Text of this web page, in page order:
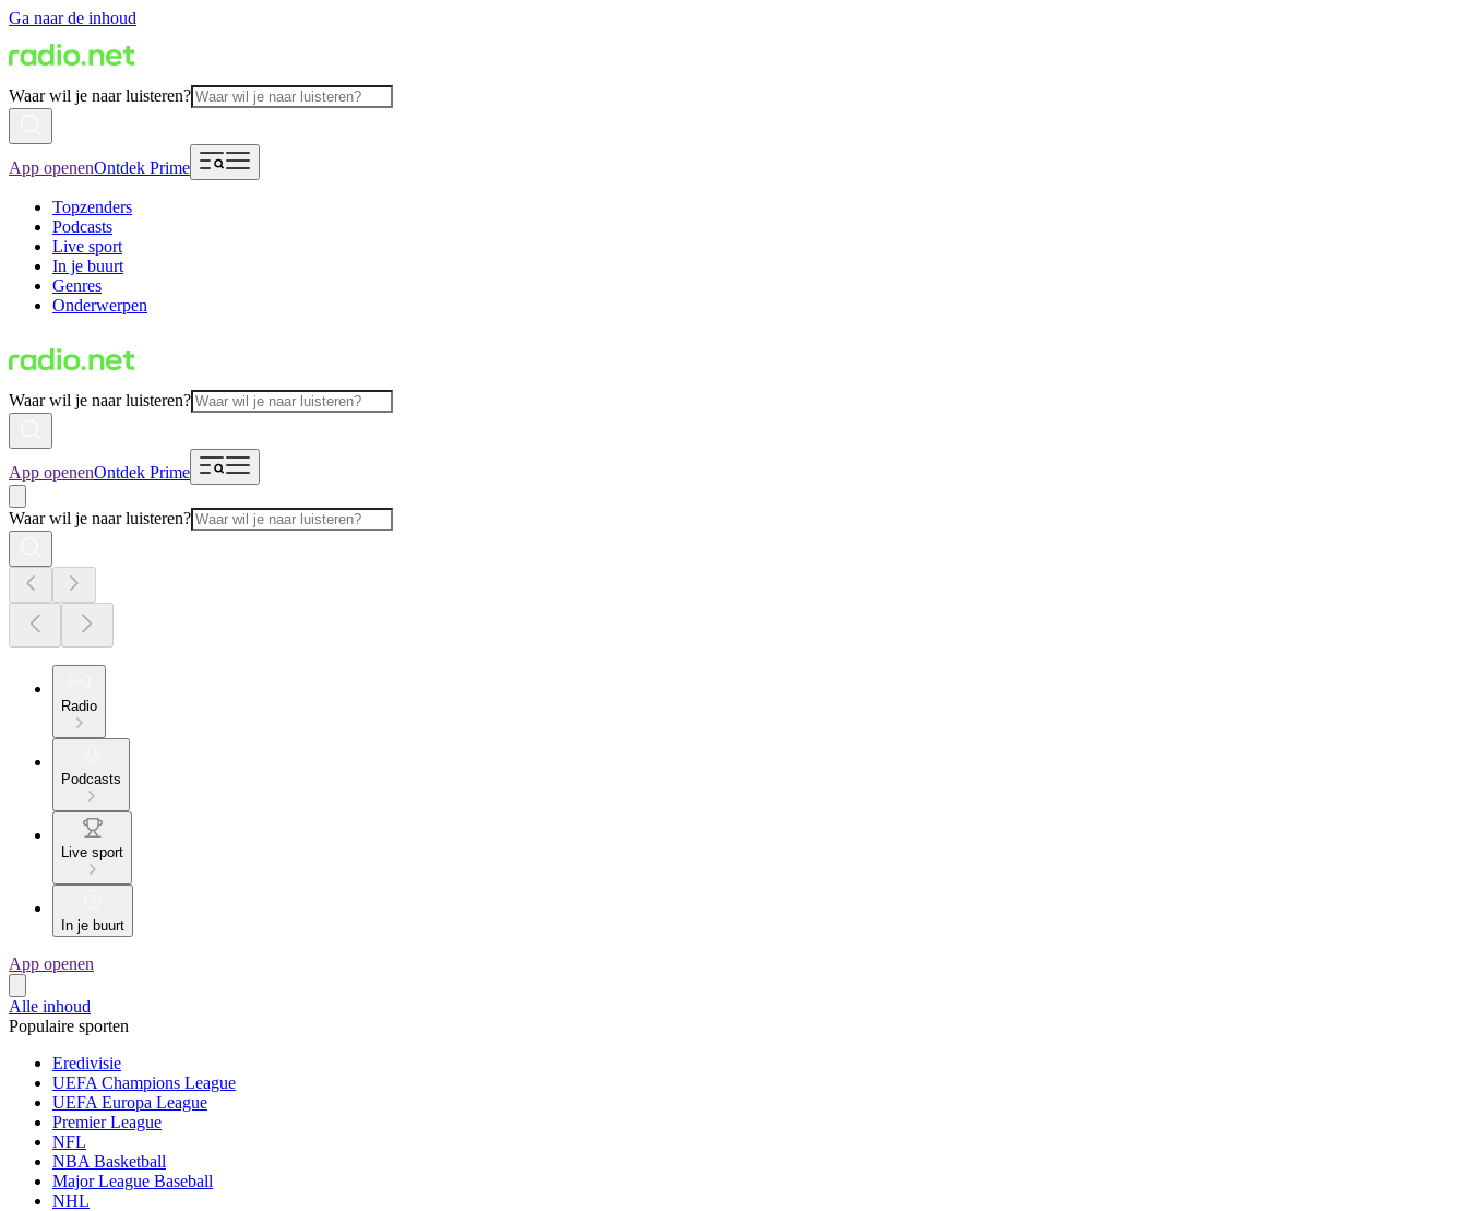
Ga naar de inhoud
Waar wil je naar luisteren?
App openenOntdek Prime
Topzenders
Podcasts
Live sport
In je buurt
Genres
Onderwerpen
Waar wil je naar luisteren?
App openenOntdek Prime
Waar wil je naar luisteren?
Radio
Podcasts
Live sport
In je buurt
App openen
Alle inhoud
Populaire sporten
Eredivisie
UEFA Champions League
UEFA Europa League
Premier League
NFL
NBA Basketball
Major League Baseball
NHL